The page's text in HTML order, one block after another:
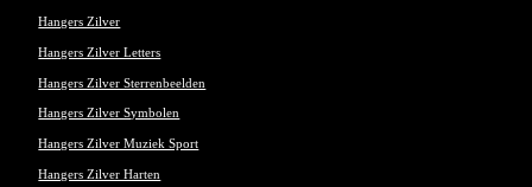
Hangers Zilver
Hangers Zilver Letters
Hangers Zilver Sterrenbeelden
Hangers Zilver Symbolen
Hangers Zilver Muziek Sport
Hangers Zilver Harten